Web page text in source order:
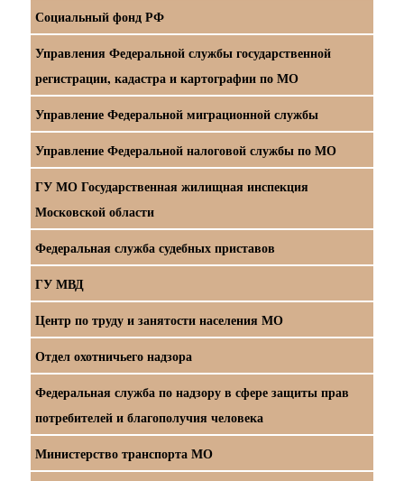
Социальный фонд РФ
Управления Федеральной службы государственной
регистрации, кадастра и картографии по МО
Управление Федеральной миграционной службы
Управление Федеральной налоговой службы по МО
ГУ МО Государственная жилищная инспекция
Московской области
Федеральная служба судебных приставов
ГУ МВД
Центр по труду и занятости населения МО
Отдел охотничьего надзора
Федеральная служба по надзору в сфере защиты прав
потребителей и благополучия человека
Министерство транспорта МО